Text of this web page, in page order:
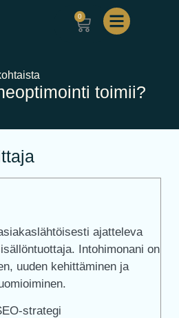
0
toimii?
ajatteleva
Intohimonani on
uuden kehittäminen ja
strategi